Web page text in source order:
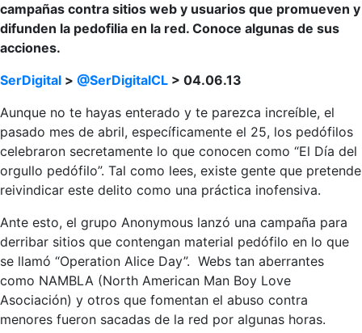
campañas contra sitios web y usuarios que promueven y
difunden la pedofilia en la red. Conoce algunas de sus
acciones.
SerDigital > @SerDigitalCL > 04.06.13
Aunque no te hayas enterado y te parezca increíble, el
pasado mes de abril, específicamente el 25, los pedófilos
celebraron secretamente lo que conocen como “El Día del
orgullo pedófilo”. Tal como lees, existe gente que pretende
reivindicar este delito como una práctica inofensiva.
Ante esto, el grupo Anonymous lanzó una campaña para
derribar sitios que contengan material pedófilo en lo que
se llamó “Operation Alice Day”. Webs tan aberrantes
como NAMBLA (North American Man Boy Love
Asociación) y otros que fomentan el abuso contra
menores fueron sacadas de la red por algunas horas.